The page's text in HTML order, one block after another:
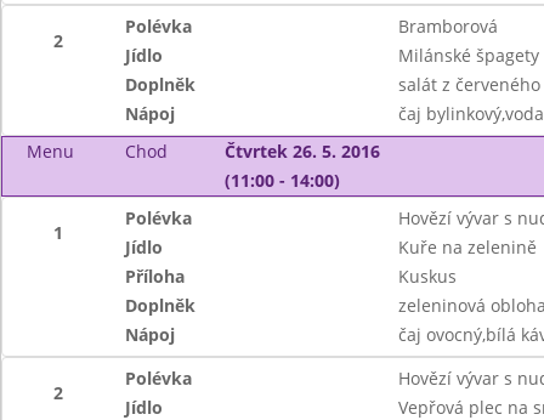
2
Polévka
Bramborová
Jídlo
Milánské špagety
Doplněk
salát z
Nápoj
čaj
Menu
Chod
Čtvrtek 26. 5. 2016
(11:00 - 14:00)
1
Polévka
Hovězí vývar s
Jídlo
Kuře na zelenině
Příloha
Kuskus
Doplněk
zeleninová
Nápoj
čaj ovocný,bílá
2
Polévka
Hovězí vývar s
Jídlo
Vepřová plec na